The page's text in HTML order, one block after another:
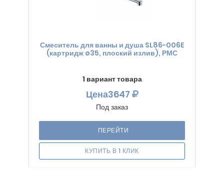
Смеситель для ванны и душа SL86-006E
(картридж ø35, плоский излив), РМС
1 вариант товара
Цена3647
Под заказ
ПЕРЕЙТИ
КУПИТЬ В 1 КЛИК